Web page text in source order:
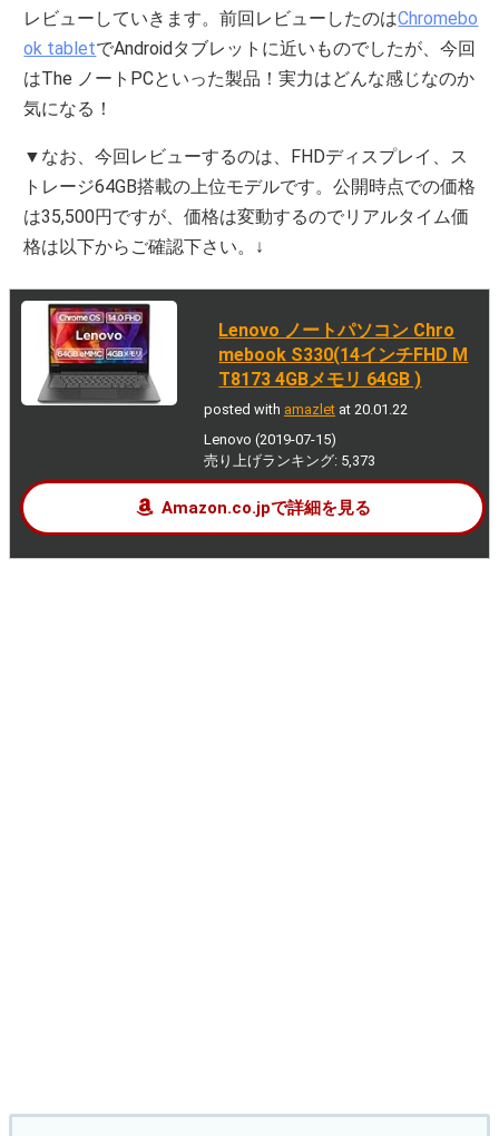
レビューしていきます。前回レビューしたのはChromebo
ok tabletでAndroidタブレットに近いものでしたが、今回
はThe ノートPCといった製品！実力はどんな感じなのか
気になる！
▼なお、今回レビューするのは、FHDディスプレイ、ス
トレージ64GB搭載の上位モデルです。公開時点での価格
は35,500円ですが、価格は変動するのでリアルタイム価
格は以下からご確認下さい。↓
Lenovo ノートパソコン Chro
mebook S330(14インチFHD M
T8173 4GBメモリ 64GB )
posted with amazlet at 20.01.22
Lenovo (2019-07-15)
売り上げランキング: 5,373
Amazon.co.jpで詳細を見る